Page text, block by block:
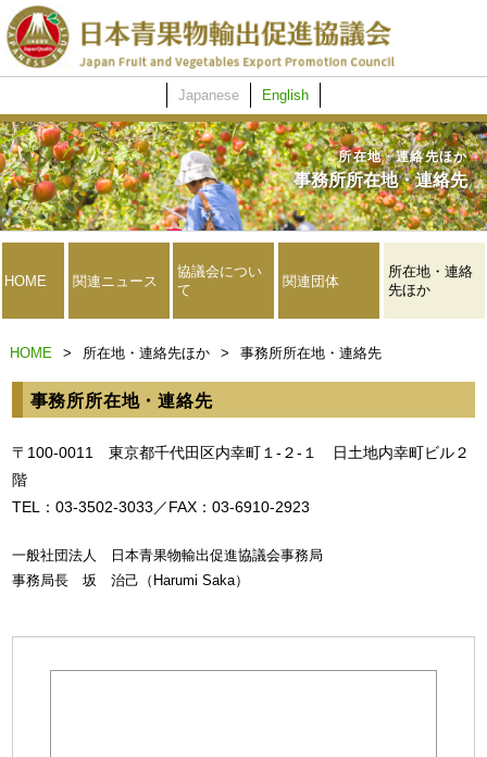
Japanese English
所在地・連絡先ほか
事務所所在地・連絡先
HOME 関連ニュース
協議会につい
て
関連団体
所在地・連絡
先ほか
HOME > 所在地・連絡先ほか > 事務所所在地・連絡先
事務所所在地・連絡先
〒100-0011 東京都千代田区内幸町１-２-１ 日土地内幸町ビル２
階
TEL：03-3502-3033／FAX：03-6910-2923
一般社団法人 日本青果物輸出促進協議会事務局
事務局長 坂 治己（Harumi Saka）